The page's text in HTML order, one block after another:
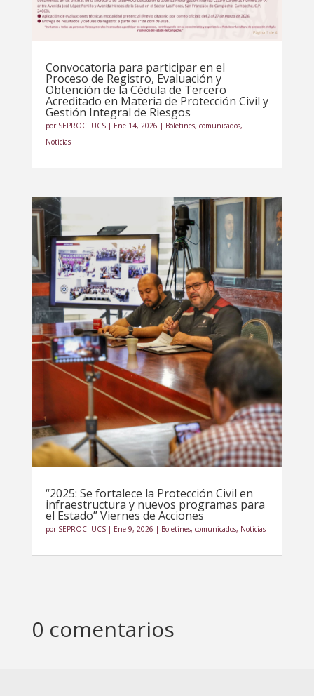
Convocatoria para participar en el
Proceso de Registro, Evaluación y
Obtención de la Cédula de Tercero
Acreditado en Materia de Protección Civil y
Gestión Integral de Riesgos
por SEPROCI UCS| Ene 14, 2026 | Boletines, comunicados,
Noticias
“2025: Se fortalece la Protección Civil en
infraestructura y nuevos programas para
el Estado” Viernes de Acciones
por SEPROCI UCS| Ene 9, 2026 | Boletines, comunicados, Noticias
0 comentarios